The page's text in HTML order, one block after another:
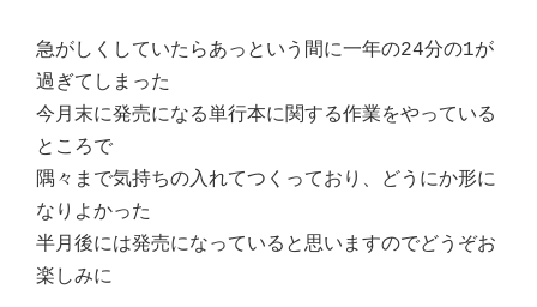
急がしくしていたらあっという間に一年の24分の1が
過ぎてしまった
今月末に発売になる単行本に関する作業をやっている
ところで
隅々まで気持ちの入れてつくっており、どうにか形に
なりよかった
半月後には発売になっていると思いますのでどうぞお
楽しみに